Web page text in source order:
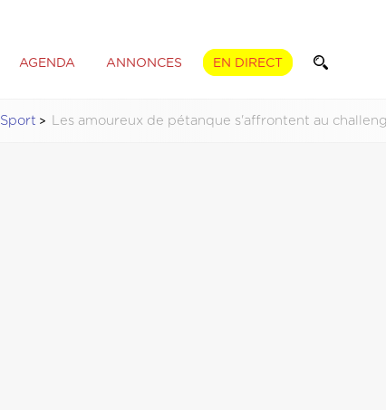
AGENDA ANNONCES EN DIRECT
Sport Les amoureux de pétanque s'affrontent au